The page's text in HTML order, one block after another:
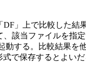
」上で比較した結
、該当ファイルを指
動する。比較結果を
式で保存するとよい